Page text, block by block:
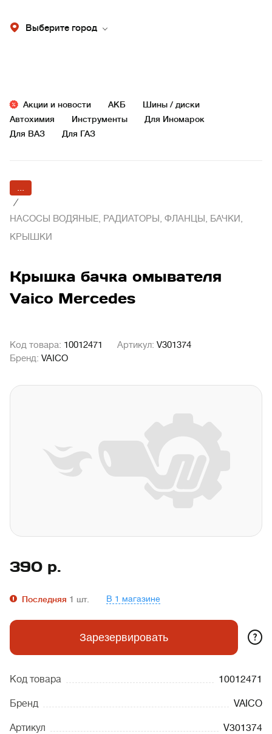
Выберите город
Акции и новости АКБ
Шины / диски
Автохимия
Инструменты
Для Иномарок
Для ВАЗ
Для ГАЗ
...
/
НАСОСЫ ВОДЯНЫЕ, РАДИАТОРЫ, ФЛАНЦЫ, БАЧКИ,
КРЫШКИ
Крышка бачка омывателя
Vaico Mercedes
Код товара: 10012471 Артикул: V301374
Бренд: VAICO
390 р.
Последняя 1 шт. В 1 магазине
Зарезервировать ?
Код товара 10012471
Бренд VAICO
Артикул V301374